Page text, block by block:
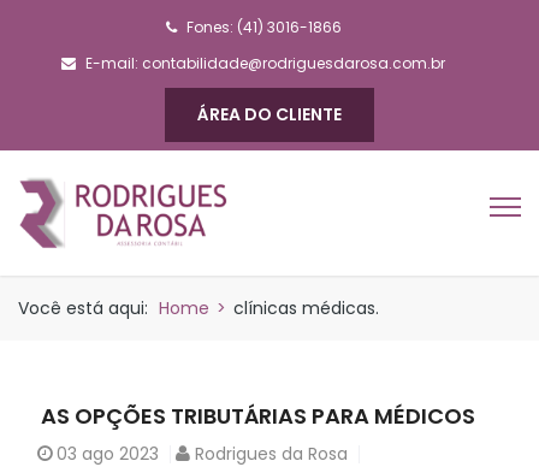
Fones: (41) 3016-1866
E-mail: contabilidade@rodriguesdarosa.com.br
ÁREA DO CLIENTE
Você está aqui: Home > clínicas médicas.
AS OPÇÕES TRIBUTÁRIAS PARA MÉDICOS
03 ago 2023
Rodrigues da Rosa